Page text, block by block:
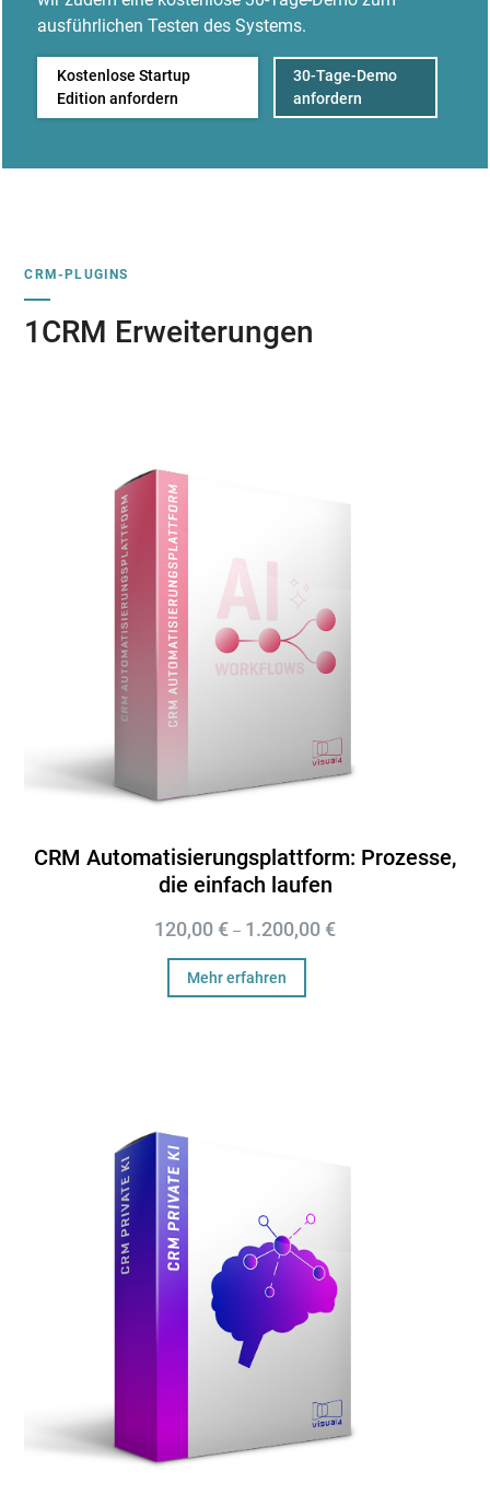
ausführlichen Testen des Systems.
Kostenlose Startup
Edition anfordern
30-Tage-Demo
anfordern
CRM-PLUGINS
1CRM Erweiterungen
CRM Automatisierungsplattform: Prozesse,
die einfach laufen
120,00 € – 1.200,00 €
Mehr erfahren